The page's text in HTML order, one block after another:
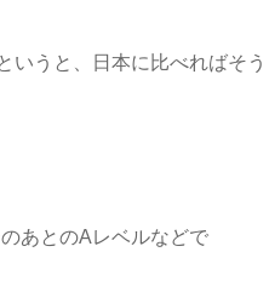
いうと、日本に比べればそう
あとのAレベルなどで